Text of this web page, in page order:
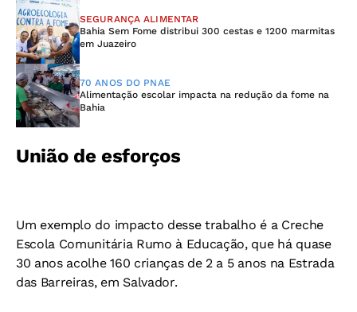
SEGURANÇA ALIMENTAR
Bahia Sem Fome distribui 300 cestas e 1200 marmitas
em Juazeiro
70 ANOS DO PNAE
Alimentação escolar impacta na redução da fome na
Bahia
União de esforços
Um exemplo do impacto desse trabalho é a Creche
Escola Comunitária Rumo à Educação, que há quase
30 anos acolhe 160 crianças de 2 a 5 anos na Estrada
das Barreiras, em Salvador.